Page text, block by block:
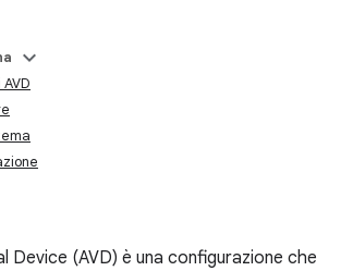
Device (AVD) è una configurazione che